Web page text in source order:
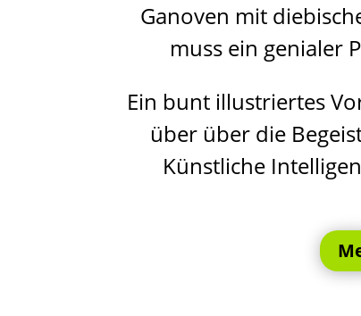
Ganoven mit
muss ein genialer
Ein bunt illustriertes
über über die
Künstliche